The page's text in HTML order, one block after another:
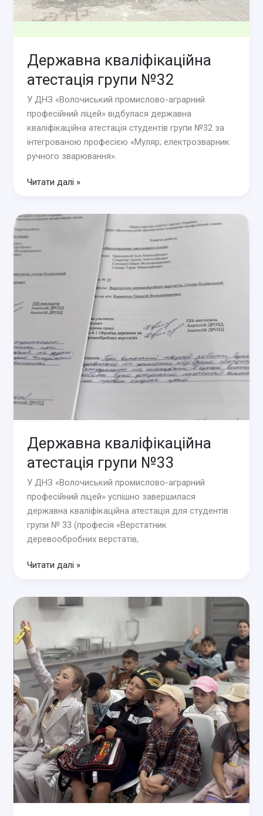
Державна кваліфікаційна
атестація групи №32
У ДНЗ «Волочиський промислово-аграрний
професійний ліцей» відбулася державна
кваліфікаційна атестація студентів групи №32 за
інтегрованою професією «Муляр; електрозварник
ручного зварювання».
Державна
групи
№32
Читати далі »
Державна кваліфікаційна
атестація групи №33
У ДНЗ «Волочиський промислово-аграрний
професійний ліцей» успішно завершилася
державна кваліфікаційна атестація для студентів
групи № 33 (професія «Верстатник
деревообробних верстатів,
Державна
групи
№33
Читати далі »